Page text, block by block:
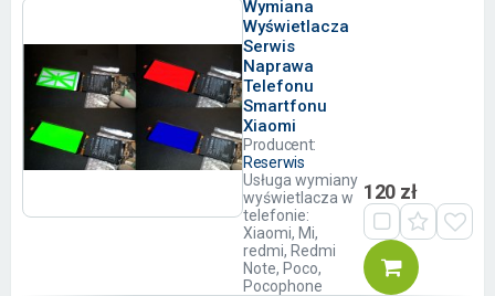
Wymiana
Wyświetlacza
Serwis
Naprawa
Telefonu
Smartfonu
Xiaomi
Producent:
Reserwis
Usługa wymiany
wyświetlacza w
telefonie:
Xiaomi, Mi,
redmi, Redmi
Note, Poco,
Pocophone
120 zł